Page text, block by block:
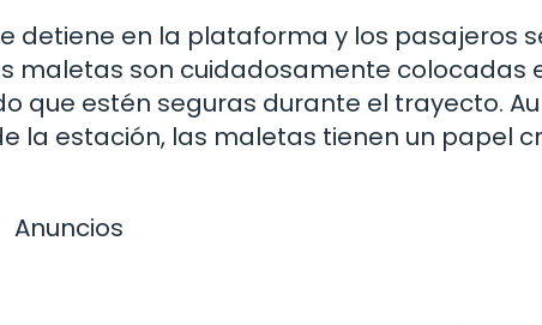
detiene en la plataforma y los pasajeros
maletas son cuidadosamente colocadas
que estén seguras durante el trayecto.
la estación, las maletas tienen un papel
Anuncios